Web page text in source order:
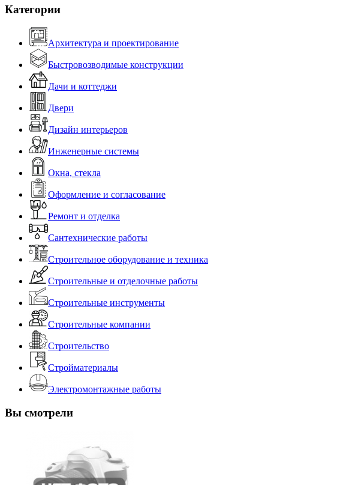
Категории
Архитектура и проектирование
Быстровозводимые конструкции
Дачи и коттеджи
Двери
Дизайн интерьеров
Инженерные системы
Окна, стекла
Оформление и согласование
Ремонт и отделка
Сантехнические работы
Строительное оборудование и техника
Строительные и отделочные работы
Строительные инструменты
Строительные компании
Строительство
Стройматериалы
Электромонтажные работы
Вы смотрели